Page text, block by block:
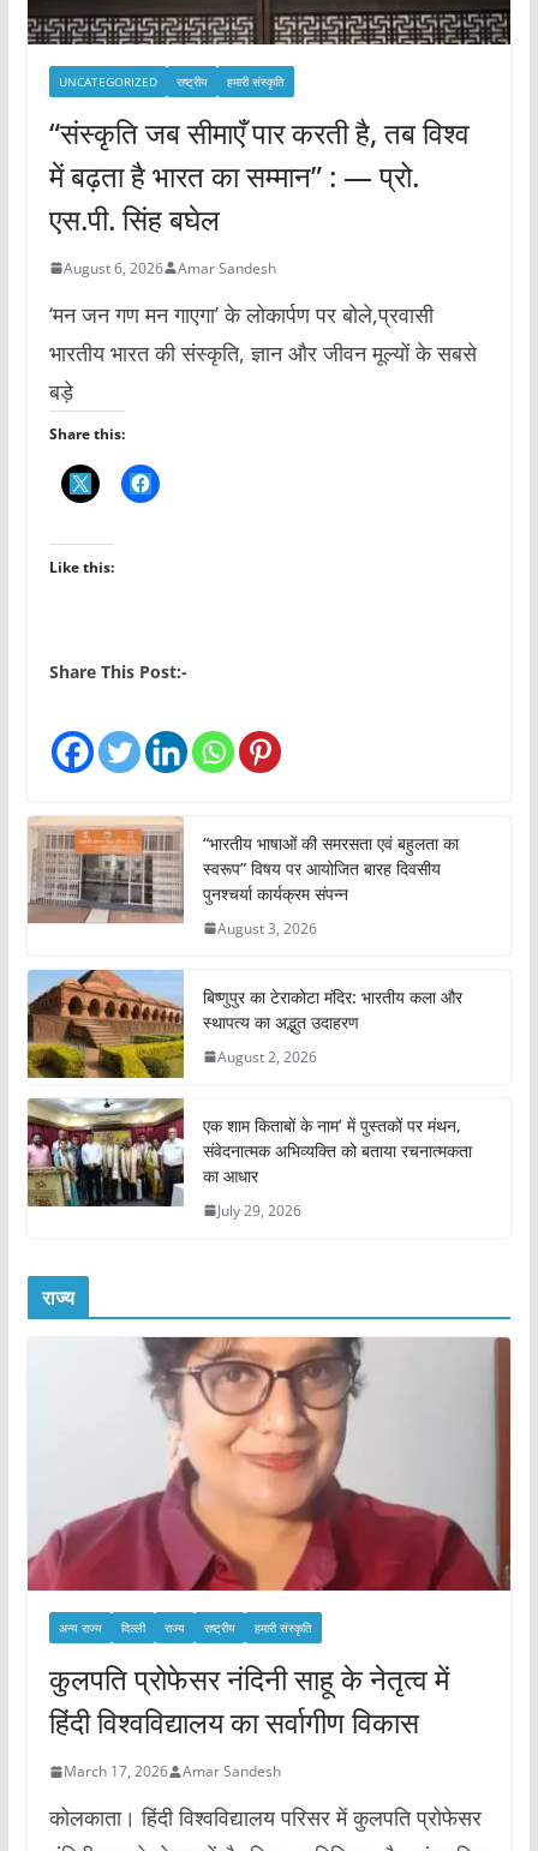
UNCATEGORIZED राष्ट्रीय हमारी संस्कृति
“संस्कृति जब सीमाएँ पार करती है, तब विश्व
में बढ़ता है भारत का सम्मान” : — प्रो.
एस.पी. सिंह बघेल
August 6, 2026 Amar Sandesh
‘मन जन गण मन गाएगा’ के लोकार्पण पर बोले,प्रवासी
भारतीय भारत की संस्कृति, ज्ञान और जीवन मूल्यों के सबसे
बड़े
Share this:
Like this:
Share This Post:-
“भारतीय भाषाओं की समरसता एवं बहुलता का
स्वरूप” विषय पर आयोजित बारह दिवसीय
पुनश्चर्या कार्यक्रम संपन्न
August 3, 2026
बिष्णुपुर का टेराकोटा मंदिर: भारतीय कला और
स्थापत्य का अद्भुत उदाहरण
August 2, 2026
एक शाम किताबों के नाम’ में पुस्तकों पर मंथन,
संवेदनात्मक अभिव्यक्ति को बताया रचनात्मकता
का आधार
July 29, 2026
राज्य
अन्य राज्य दिल्ली राज्य राष्ट्रीय हमारी संस्कृति
कुलपति प्रोफेसर नंदिनी साहू के नेतृत्व में
हिंदी विश्वविद्यालय का सर्वागीण विकास
March 17, 2026 Amar Sandesh
कोलकाता। हिंदी विश्वविद्यालय परिसर में कुलपति प्रोफेसर